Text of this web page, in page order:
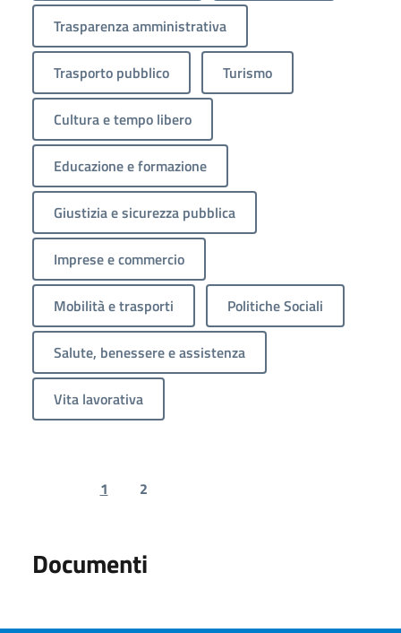
Trasparenza amministrativa
Trasporto pubblico Turismo
Cultura e tempo libero
Educazione e formazione
Giustizia e sicurezza pubblica
Imprese e commercio
Mobilità e trasporti Politiche Sociali
Salute, benessere e assistenza
Vita lavorativa
Previous page
1 2
Documenti